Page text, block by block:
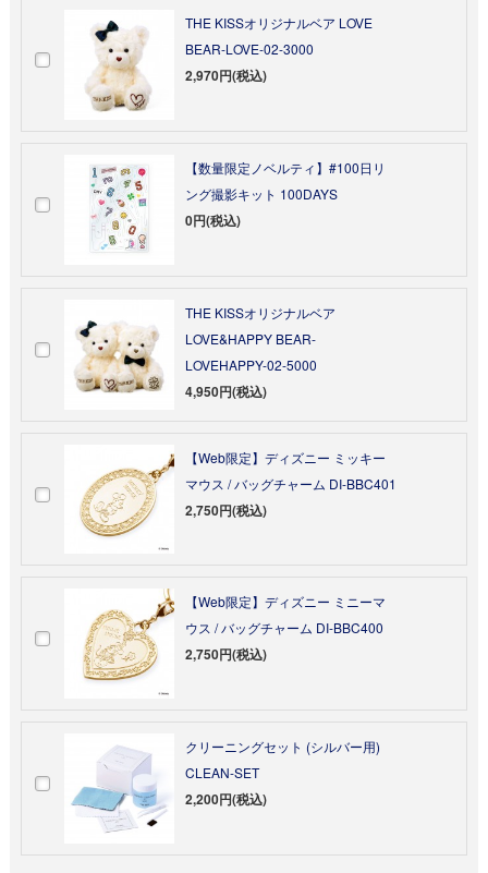
THE KISSオリジナルベア LOVE
BEAR-LOVE-02-3000
2,970円(税込)
【数量限定ノベルティ】#100日リ
ング撮影キット 100DAYS
0円(税込)
THE KISSオリジナルベア
LOVE&HAPPY BEAR-
LOVEHAPPY-02-5000
4,950円(税込)
【Web限定】ディズニー ミッキー
マウス / バッグチャーム DI-BBC401
2,750円(税込)
【Web限定】ディズニー ミニーマ
ウス / バッグチャーム DI-BBC400
2,750円(税込)
クリーニングセット (シルバー用)
CLEAN-SET
2,200円(税込)